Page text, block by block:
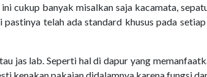
cukup banyak misalkan saja kacamata,
telah ada standard khusus pada
jas lab. Seperti hal di dapur yang